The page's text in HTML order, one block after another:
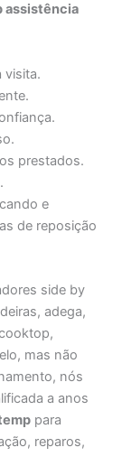
assistência
visita.
prestados.
.
e
de reposição
side by
adega,
mas não
nós
a anos
para
reparos,